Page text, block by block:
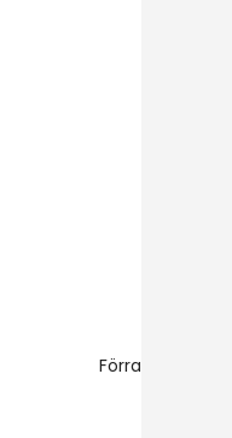
Förra